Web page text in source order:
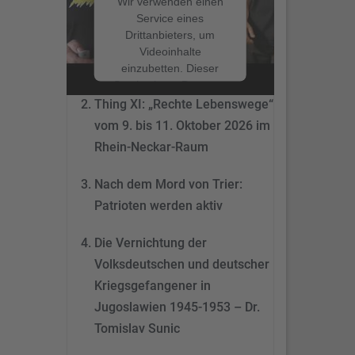
Service eines
Drittanbieters, um
Videoinhalte
einzubetten. Dieser
Service kann Daten zu
Ihren Aktivitäten
sammeln. Bitte lesen
Sie die Details durch
und stimmen Sie der
zu, um dieses Video
anzusehen.
Mehr
Informationen
Akzeptieren
powered by
Usercentrics Consent
Nach dem Mord von Trier:
Patrioten werden aktiv
Thing XI: „Rechte Lebenswege“
vom 9. bis 11. Oktober 2026 im
Rhein-Neckar-Raum
Nach dem Mord von Trier:
Patrioten werden aktiv
Die Vernichtung der
Volksdeutschen und deutscher
Kriegsgefangener in
Jugoslawien 1945-1953 – Dr.
Tomislav Sunic